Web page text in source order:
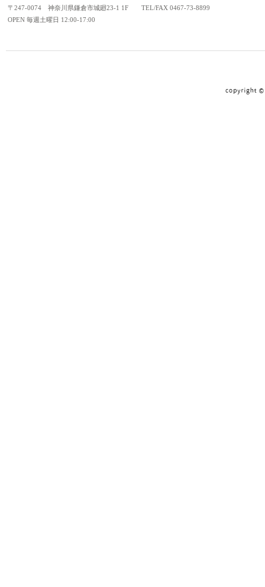
〒247-0074 神奈川県鎌倉市城廻23-1 1F TEL/FAX 0467-73-8899
OPEN 毎週土曜日 12:00-17:00